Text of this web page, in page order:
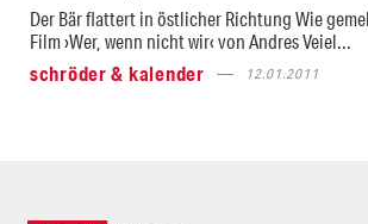
Der Bär flattert in östlicher Richtung Wie
Film ›Wer, wenn nicht wir‹ von Andres Veiel...
schröder & kalender
12.01.2011